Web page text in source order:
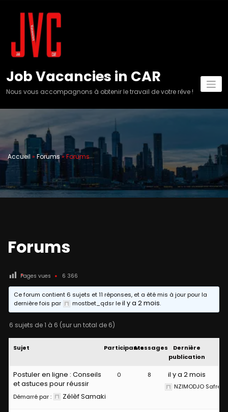
Job Vacancies in CAR
Nous vous accompagnons à obtenir le travail de votre rêve !
Accueil » Forums»Forums
Forums
Pages vues 6 366
Ce forum contient 6 sujets et 11 réponses, et a été mis à jour pour la
dernière fois par
mostbet_qdsr leil y a 2 mois.
6 sujets de 1 à 6 (sur un total de 6)
Sujet ParticipantsMessages
Dernière
publication
Postuler en ligne : Conseils
et astuces pour réussir
Démarré par : Zélèf Samaki
0 8 il y a 2 mois
NZIMODJO Safre